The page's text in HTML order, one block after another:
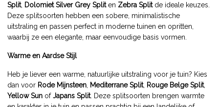
Split, Dolomiet Silver Grey Spliten Zebra Splitde ideale keuzes.
Deze splitsoorten hebben een sobere, minimalistische
uitstraling en passen perfect in moderne tuinen en opritten,
waarbij ze een elegante, maar eenvoudige basis vormen.
Warme en Aardse Stijl
Heb je liever een warme, natuurlijke uitstraling voor je tuin? Kies
dan voor Rode Mijnsteen Mediterrane Split, Rouge Belge Split,
Yellow Sun ofJapans Split. Deze splitsoorten brengen warmte